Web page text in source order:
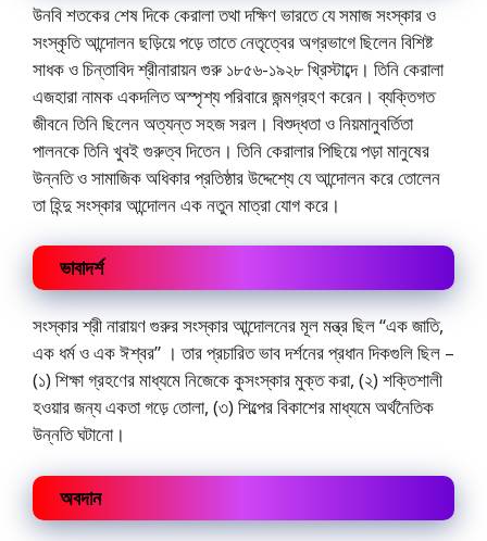
উনবি শতকের শেষ দিকে কেরালা তথা দক্ষিণ ভারতে যে সমাজ সংস্কার ও
সংস্কৃতি আন্দোলন ছড়িয়ে পড়ে তাতে নেতৃত্বের অগ্রভাগে ছিলেন বিশিষ্ট
সাধক ও চিন্তাবিদ শ্রীনারায়ন গুরু ১৮৫৬-১৯২৮ খ্রিস্টাব্দে। তিনি কেরালা
এজহারা নামক একদলিত অস্পৃশ্য পরিবারে জন্মগ্রহণ করেন। ব্যক্তিগত
জীবনে তিনি ছিলেন অত্যন্ত সহজ সরল। বিশুদ্ধতা ও নিয়মানুবর্তিতা
পালনকে তিনি খুবই গুরুত্ব দিতেন। তিনি কেরালার পিছিয়ে পড়া মানুষের
উন্নতি ও সামাজিক অধিকার প্রতিষ্ঠার উদ্দেশ্যে যে আন্দোলন করে তোলেন
তা হিন্দু সংস্কার আন্দোলন এক নতুন মাত্রা যোগ করে।
ভাবাদর্শ
সংস্কার শ্রী নারায়ণ গুরুর সংস্কার আন্দোলনের মূল মন্ত্র ছিল “এক জাতি,
এক ধর্ম ও এক ঈশ্বর” । তার প্রচারিত ভাব দর্শনের প্রধান দিকগুলি ছিল –
(১) শিক্ষা গ্রহণের মাধ্যমে নিজেকে কুসংস্কার মুক্ত করা, (২) শক্তিশালী
হওয়ার জন্য একতা গড়ে তোলা, (৩) শিল্পের বিকাশের মাধ্যমে অর্থনৈতিক
উন্নতি ঘটানো।
অবদান